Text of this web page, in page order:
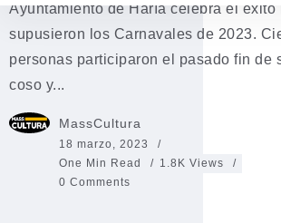
Ayuntamiento de Haría celebra el éxito
supusieron los Carnavales de 2023.
personas participaron el pasado fin de
coso y...
MassCultura
18 marzo, 2023
One Min Read
1.8K Views
0 Comments